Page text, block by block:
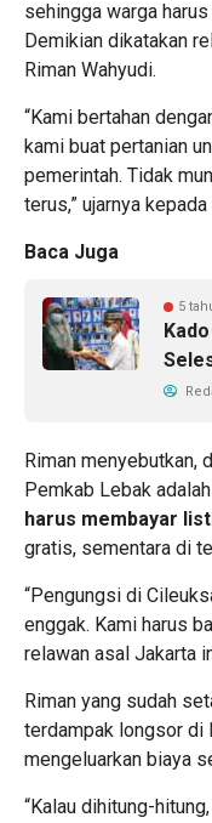
sehingga warga
Demikian dikatakan
Riman Wahyudi.
“Kami bertahan
kami buat pertanian
pemerintah. Tidak
terus,” ujarnya
Baca Juga
5
Riman menyebutkan,
Pemkab Lebak
harus membayar
gratis, sementara di
“Pengungsi di
enggak. Kami harus
relawan asal Jakarta
Riman yang sudah
terdampak longsor di
mengeluarkan biaya
“Kalau dihitung-